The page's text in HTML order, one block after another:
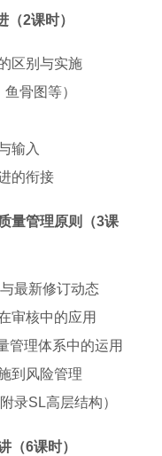
2课时）
区别与实施
骨图等）
输入
的衔接
量管理原则（3课
最新修订动态
审核中的应用
管理体系中的运用
到风险管理
录SL高层结构）
（6课时）